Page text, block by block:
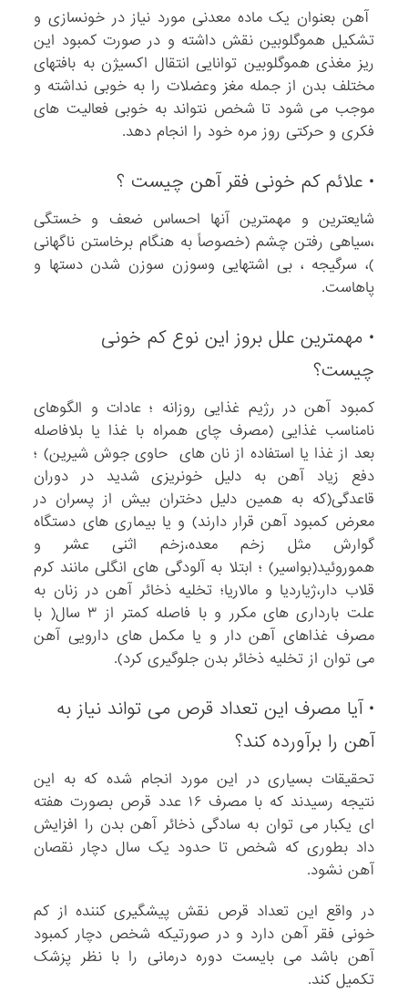
آهن بعنوان یک ماده معدنی مورد نیاز در خونسازی و
تشکیل هموگلوبین نقش داشته و در صورت کمبود این
ریز مغذی هموگلوبین توانایی انتقال اکسیژن به بافتهای
مختلف بدن از جمله مغز وعضلات را به خوبی نداشته و
موجب می شود تا شخص نتواند به خوبی فعالیت های
فکری و حرکتی روز مره خود را انجام دهد.
• علائم کم خونی فقر آهن چیست ؟
شایعترین و مهمترین آنها احساس ضعف و خستگی
،سیاهی رفتن چشم (خصوصاً به هنگام برخاستن ناگهانی
)، سرگیجه ، بی اشتهایی وسوزن سوزن شدن دستها و
پاهاست.
• مهمترین علل بروز این نوع کم خونی
چیست؟
کمبود آهن در رژیم غذایی روزانه ؛ عادات و الگوهای
نامناسب غذایی (مصرف چای همراه با غذا یا بلافاصله
بعد از غذا یا استفاده از نان های حاوی جوش شیرین) ؛
دفع زیاد آهن به دلیل خونریزی شدید در دوران
قاعدگی(که به همین دلیل دختران بیش از پسران در
معرض کمبود آهن قرار دارند) و یا بیماری های دستگاه
گوارش مثل زخم معده،زخم اثنی عشر و
هموروئید(بواسیر) ؛ ابتلا به آلودگی های انگلی مانند کرم
قلاب دار،ژیاردیا و مالاریا؛ تخلیه ذخائر آهن در زنان به
علت بارداری های مکرر و با فاصله کمتر از ۳ سال( با
مصرف غذاهای آهن دار و یا مکمل های دارویی آهن
می توان از تخلیه ذخائر بدن جلوگیری کرد).
• آیا مصرف این تعداد قرص می تواند نیاز به
آهن را برآورده کند؟
تحقیقات بسیاری در این مورد انجام شده که به این
نتیجه رسیدند که با مصرف ۱۶ عدد قرص بصورت هفته
ای یکبار می توان به سادگی ذخائر آهن بدن را افزایش
داد بطوری که شخص تا حدود یک سال دچار نقصان
آهن نشود.
در واقع این تعداد قرص نقش پیشگیری کننده از کم
خونی فقر آهن دارد و در صورتیکه شخص دچار کمبود
آهن باشد می بایست دوره درمانی را با نظر پزشک
تکمیل کند.